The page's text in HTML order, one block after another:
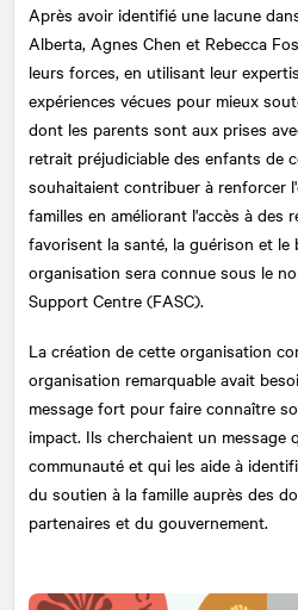
Après avoir identifié une lacune
Alberta, Agnes Chen et Rebecca
leurs forces, en utilisant leur
expériences vécues pour mieux
dont les parents sont aux prises
retrait préjudiciable des enfants de
souhaitaient contribuer à renforcer
familles en améliorant l'accès à des
favorisent la santé, la guérison et le
organisation sera connue sous le
Support Centre (FASC).
La création de cette organisation
organisation remarquable avait
message fort pour faire connaître
impact. Ils cherchaient un message
communauté et qui les aide à
du soutien à la famille auprès des
partenaires et du gouvernement.